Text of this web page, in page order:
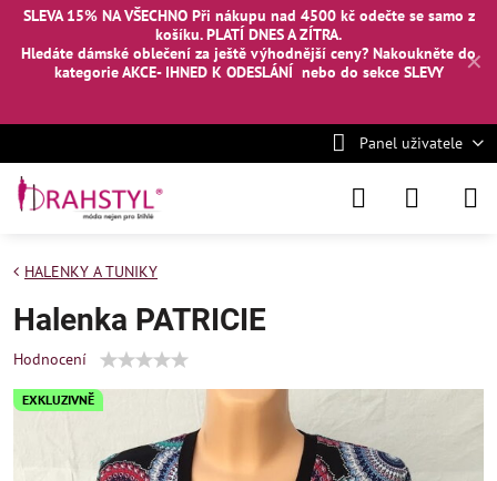
✕
SLEVA 15% NA VŠECHNO Při nákupu nad 4500 kč odečte se samo z
košíku. PLATÍ DNES A ZÍTRA.
Hledáte dámské oblečení za ještě výhodnější ceny? Nakoukněte do
kategorie AKCE- IHNED K ODESLÁNÍ nebo do sekce SLEVY
Panel uživatele
EXKLUZIVNĚ
HALENKY A TUNIKY
Halenka PATRICIE
Hodnocení